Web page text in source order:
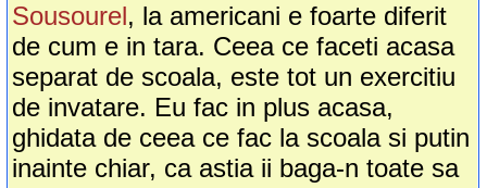
Sousourel, la americani e foarte diferit
de cum e in tara. Ceea ce faceti acasa
separat de scoala, este tot un exercitiu
de invatare. Eu fac in plus acasa,
ghidata de ceea ce fac la scoala si putin
inainte chiar, ca astia ii baga-n toate sa